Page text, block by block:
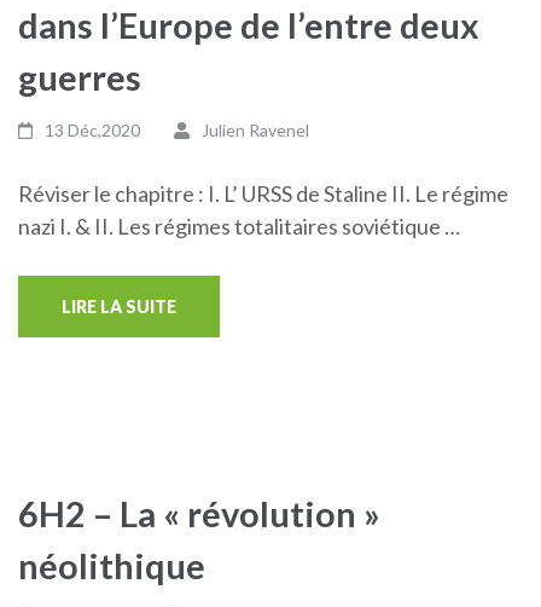
dans l’Europe de l’entre deux
guerres
13 Déc,2020 Julien Ravenel
Réviser le chapitre : I. L’ URSS de Staline II. Le régime
nazi I. & II. Les régimes totalitaires soviétique …
LIRE LA SUITE
6H2 – La « révolution »
néolithique